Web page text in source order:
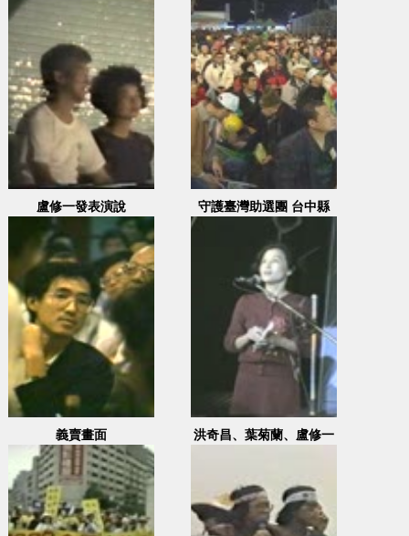
盧修一發表演說
守護臺灣助選團 台中縣
蔡其昌-2007.12.20 地
點：大甲日南慈德宮
義賣畫面
洪奇昌、葉菊蘭、盧修一